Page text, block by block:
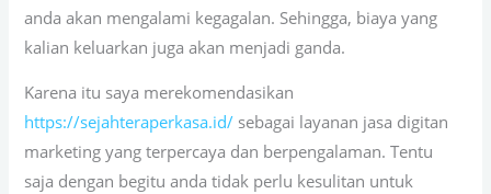
anda akan mengalami kegagalan. Sehingga, biaya yang
kalian keluarkan juga akan menjadi ganda.
Karena itu saya merekomendasikan
https://sejahteraperkasa.id/ sebagai layanan jasa digitan
marketing yang terpercaya dan berpengalaman. Tentu
saja dengan begitu anda tidak perlu kesulitan untuk